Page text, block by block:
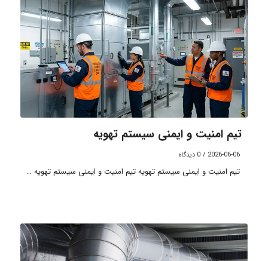
تیم امنیت و ایمنی سیستم تهویه
2026-06-06
/ 0 دیدگاه
تیم امنیت و ایمنی سیستم تهویه تیم امنیت و ایمنی سیستم تهویه …